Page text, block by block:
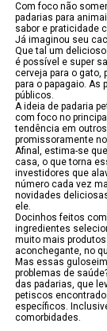
Com foco não
padarias para
sabor e praticidade
Já imaginou seu
Que tal um
é possível e super
cerveja para o gato,
para o papagaio. As
públicos.
A ideia de padaria
com foco no
tendência em
promissoramente
Afinal, estima-se
casa, o que torna
investidores que
número cada vez
novidades
ele.
Docinhos feitos
ingredientes
muito mais
aconchegante, no
Mas essas
problemas de
das padarias, que
petiscos
específicos.
comorbidades.